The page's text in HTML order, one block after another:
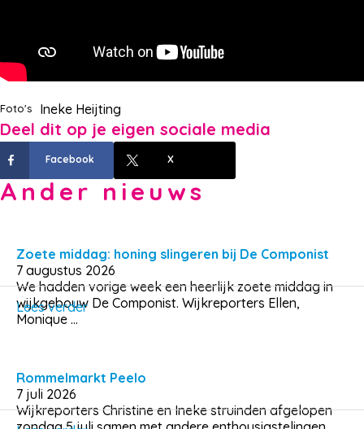
Foto's Ineke Heijting
Deel dit op je eigen sociale media
Facebook X
Ander nieuws
Zoete middag: honing slingeren bij De Componist
7 augustus 2026
We hadden vorige week een heerlijk zoete middag in
wijkgebouw De Componist. Wijkreporters Ellen,
Monique ...
Lees verder
Rommelmarkt Peelo
7 juli 2026
Wijkreporters Christine en Ineke struinden afgelopen